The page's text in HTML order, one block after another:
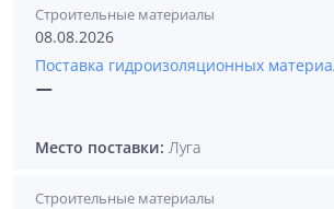
Строительные материалы
08.08.2026
Поставка гидроизоляционных
—
Место поставки: Луга
Строительные материалы